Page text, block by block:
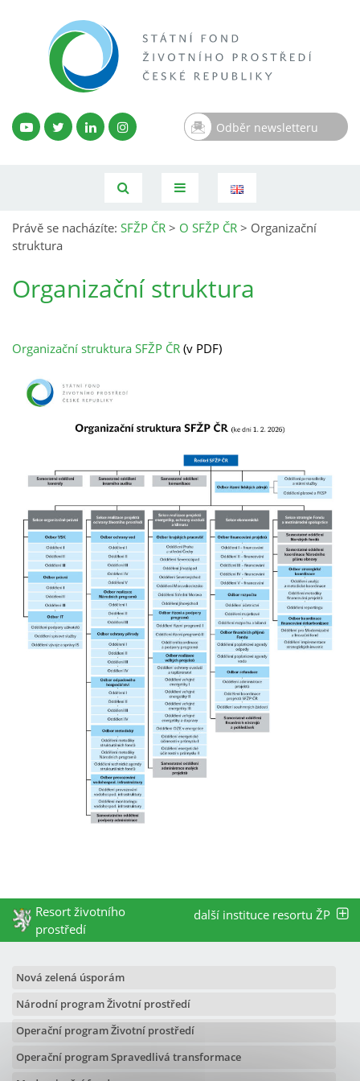
Odběr newsletteru
Právě se nacházíte: SFŽP ČR > O SFŽP ČR > Organizační
struktura
Organizační struktura
Organizační struktura SFŽP ČR (v PDF)
Resort životního
prostředí
další instituce resortu ŽP
Nová zelená úsporám
Národní program Životní prostředí
Operační program Životní prostředí
Operační program Spravedlivá transformace